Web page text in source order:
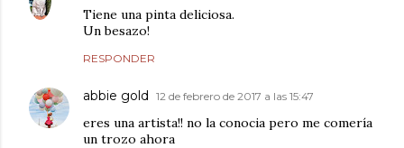
Tiene una pinta deliciosa.
Un besazo!
RESPONDER
abbie gold 12 de febrero de 2017 a las 15:47
eres una artista!! no la conocia pero me comería
un trozo ahora